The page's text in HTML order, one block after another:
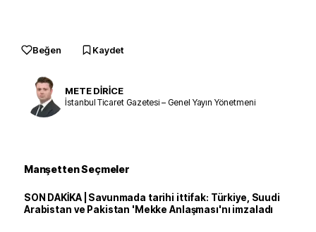
Beğen Kaydet
METE DİRİCE
İstanbul Ticaret Gazetesi – Genel Yayın Yönetmeni
Manşetten Seçmeler
SON DAKİKA | Savunmada tarihi ittifak: Türkiye, Suudi
Arabistan ve Pakistan 'Mekke Anlaşması'nı imzaladı